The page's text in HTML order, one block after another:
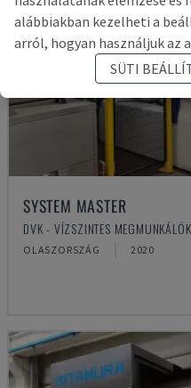
SYSTEM MASTER
DVK - VÍZSZINTES
OLASZORSZÁG 2020
alábbiakban kezelheti a
arról, hogyan használjuk az
SÜTI